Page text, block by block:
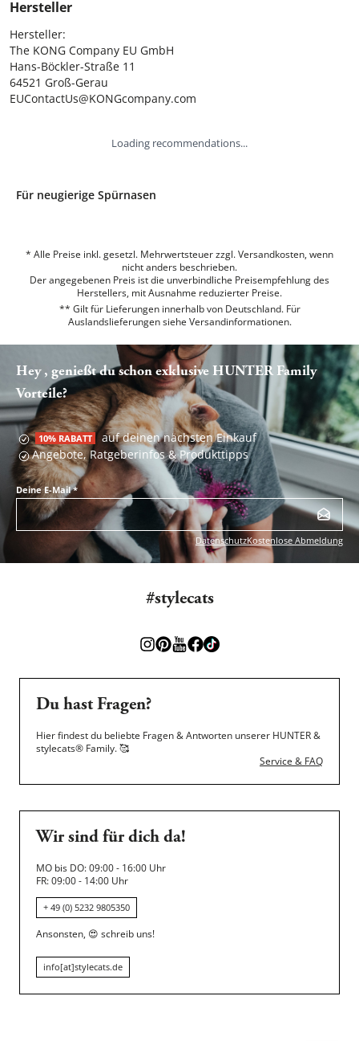
Hersteller
Hersteller:
The KONG Company EU GmbH
Hans-Böckler-Straße 11
64521 Groß-Gerau
EUContactUs@KONGcompany.com
Loading recommendations...
Für neugierige Spürnasen
* Alle Preise inkl. gesetzl. Mehrwertsteuer zzgl. Versandkosten, wenn
nicht anders beschrieben.
Der angegebenen Preis ist die unverbindliche Preisempfehlung des
Herstellers, mit Ausnahme reduzierter Preise.
** Gilt für Lieferungen innerhalb von Deutschland. Für
Auslandslieferungen siehe Versandinformationen.
Hey , genießt du schon exklusive HUNTER Family
Vorteile?
10% RABATT auf deinen nächsten Einkauf
Angebote, Ratgeberinfos & Produkttipps
Deine E-Mail*
DatenschutzKostenlose Abmeldung
#stylecats
Du hast Fragen?
Hier findest du beliebte Fragen & Antworten unserer HUNTER &
stylecats® Family.🥰
Service & FAQ
Wir sind für dich da!
MO bis DO: 09:00 - 16:00 Uhr
FR: 09:00 - 14:00 Uhr
+ 49 (0) 5232 9805350
Ansonsten, 😍 schreib uns!
info[at]stylecats.de